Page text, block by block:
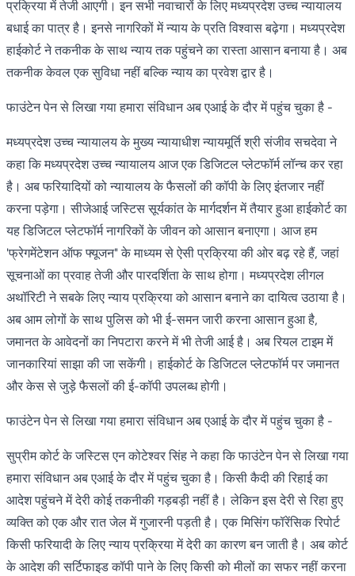
प्रक्रिया में तेजी आएगी। इन सभी नवाचारों के लिए मध्यप्रदेश उच्च न्यायालय
बधाई का पात्र है। इनसे नागरिकों में न्याय के प्रति विश्वास बढ़ेगा। मध्यप्रदेश
हाईकोर्ट ने तकनीक के साथ न्याय तक पहुंचने का रास्ता आसान बनाया है। अब
तकनीक केवल एक सुविधा नहीं बल्कि न्याय का प्रवेश द्वार है।
फाउंटेन पेन से लिखा गया हमारा संविधान अब एआई के दौर में पहुंच चुका है -
मध्यप्रदेश उच्च न्यायालय के मुख्य न्यायाधीश न्यायमूर्ति श्री संजीव सचदेवा ने
कहा कि मध्यप्रदेश उच्च न्यायालय आज एक डिजिटल प्लेटफॉर्म लॉन्च कर रहा
है। अब फरियादियों को न्यायालय के फैसलों की कॉपी के लिए इंतजार नहीं
करना पड़ेगा। सीजेआई जस्टिस सूर्यकांत के मार्गदर्शन में तैयार हुआ हाईकोर्ट का
यह डिजिटल प्लेटफॉर्म नागरिकों के जीवन को आसान बनाएगा। आज हम
'फ्रेगमेंटेशन ऑफ फ्यूजन" के माध्यम से ऐसी प्रक्रिया की ओर बढ़ रहे हैं, जहां
सूचनाओं का प्रवाह तेजी और पारदर्शिता के साथ होगा। मध्यप्रदेश लीगल
अथॉरिटी ने सबके लिए न्याय प्रक्रिया को आसान बनाने का दायित्व उठाया है।
अब आम लोगों के साथ पुलिस को भी ई-समन जारी करना आसान हुआ है,
जमानत के आवेदनों का निपटारा करने में भी तेजी आई है। अब रियल टाइम में
जानकारियां साझा की जा सकेंगी। हाईकोर्ट के डिजिटल प्लेटफॉर्म पर जमानत
और केस से जुड़े फैसलों की ई-कॉपी उपलब्ध होगी।
फाउंटेन पेन से लिखा गया हमारा संविधान अब एआई के दौर में पहुंच चुका है -
सुप्रीम कोर्ट के जस्टिस एन कोटेश्वर सिंह ने कहा कि फाउंटेन पेन से लिखा गया
हमारा संविधान अब एआई के दौर में पहुंच चुका है। किसी कैदी की रिहाई का
आदेश पहुंचने में देरी कोई तकनीकी गड़बड़ी नहीं है। लेकिन इस देरी से रिहा हुए
व्यक्ति को एक और रात जेल में गुजारनी पड़ती है। एक मिसिंग फॉरेंसिक रिपोर्ट
किसी फरियादी के लिए न्याय प्रक्रिया में देरी का कारण बन जाती है। अब कोर्ट
के आदेश की सर्टिफाइड कॉपी पाने के लिए किसी को मीलों का सफर नहीं करना